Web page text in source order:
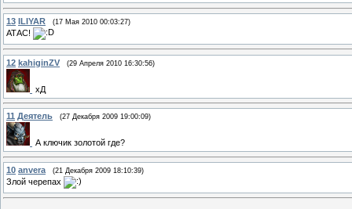
13 ILIYAR (17 Мая 2010 00:03:27)
АТАС!
12 kahiginZV (29 Апреля 2010 16:30:56)
хД
11 Деятель (27 Декабря 2009 19:00:09)
А ключик золотой где?
10 anvera (21 Декабря 2009 18:10:39)
Злой черепах